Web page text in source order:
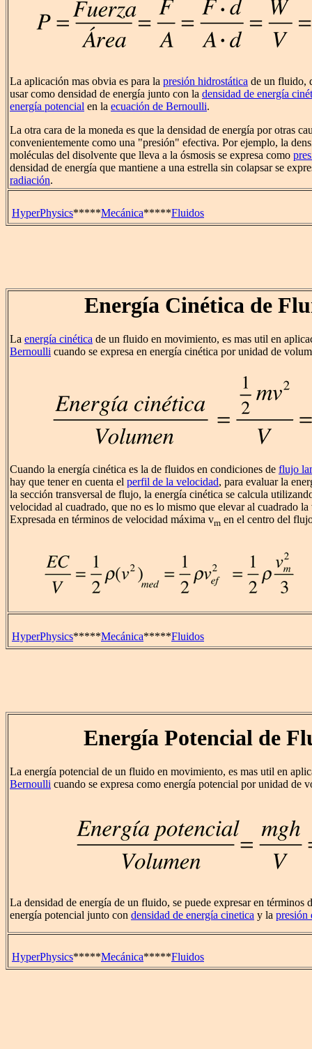
La aplicación mas obvia es para la presión hidrostática de un fluido,
usar como densidad de energía junto con la densidad de energía
energía potencial en la ecuación de Bernoulli.
La otra cara de la moneda es que la densidad de energía por otras
convenientemente como una "presión" efectiva. Por ejemplo, la
moléculas del disolvente que lleva a la ósmosis se expresa como
densidad de energía que mantiene a una estrella sin colapsar se
radiación.
HyperPhysics*****Mecánica*****Fluidos
Energía Cinética de
La energía cinética de un fluido en movimiento, es mas util en
Bernoulli cuando se expresa en energía cinética por unidad de
Cuando la energía cinética es la de fluidos en condiciones de flujo
hay que tener en cuenta el perfil de la velocidad, para evaluar la
la sección transversal de flujo, la energía cinética se calcula
velocidad al cuadrado, que no es lo mismo que elevar al cuadrado
Expresada en términos de velocidad máxima vm en el centro del
HyperPhysics*****Mecánica*****Fluidos
Energía Potencial de
La energía potencial de un fluido en movimiento, es mas util en
Bernoulli cuando se expresa como energía potencial por unidad de
La densidad de energía de un fluido, se puede expresar en términos
energía potencial junto con densidad de energía cinetica y la presión
HyperPhysics*****Mecánica*****Fluidos